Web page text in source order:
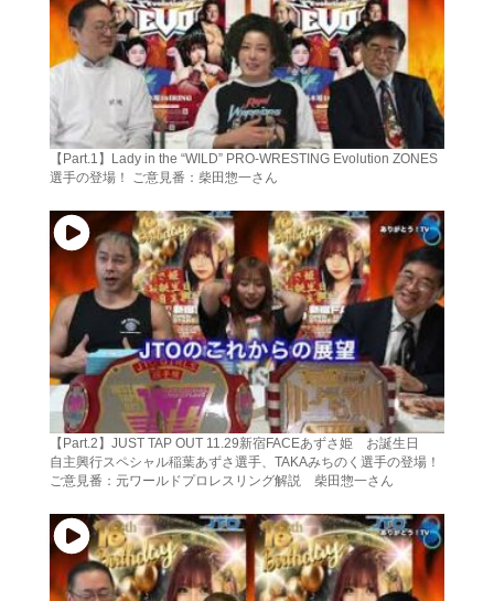
【Part.1】Lady in the “WILD” PRO-WRESTING Evolution ZONES
選手の登場！ ご意見番：柴田惣一さん
【Part.2】JUST TAP OUT 11.29新宿FACEあずさ姫 お誕生日
自主興行スペシャル稲葉あずさ選手、TAKAみちのく選手の登場！
ご意見番：元ワールドプロレスリング解説 柴田惣一さん